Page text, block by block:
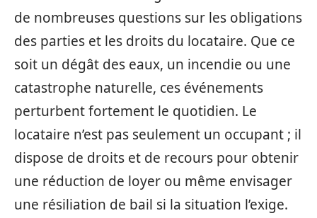
de nombreuses questions sur les obligations
des parties et les droits du locataire. Que ce
soit un dégât des eaux, un incendie ou une
catastrophe naturelle, ces événements
perturbent fortement le quotidien. Le
locataire n’est pas seulement un occupant ; il
dispose de droits et de recours pour obtenir
une réduction de loyer ou même envisager
une résiliation de bail si la situation l’exige.